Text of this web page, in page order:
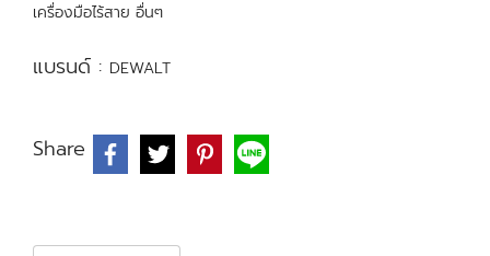
เครื่องมือไร้สาย อื่นๆ
แบรนด์ : DEWALT
Share